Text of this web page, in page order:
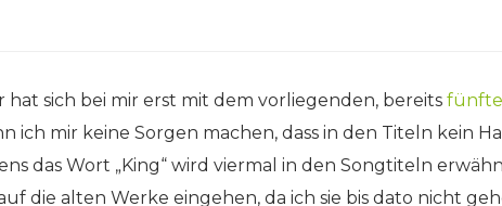
hat sich bei mir erst mit dem vorliegenden, bereits
ich mir keine Sorgen machen, dass in den Titeln kein
das Wort „King“ wird viermal in den Songtiteln
die alten Werke eingehen, da ich sie bis dato nicht